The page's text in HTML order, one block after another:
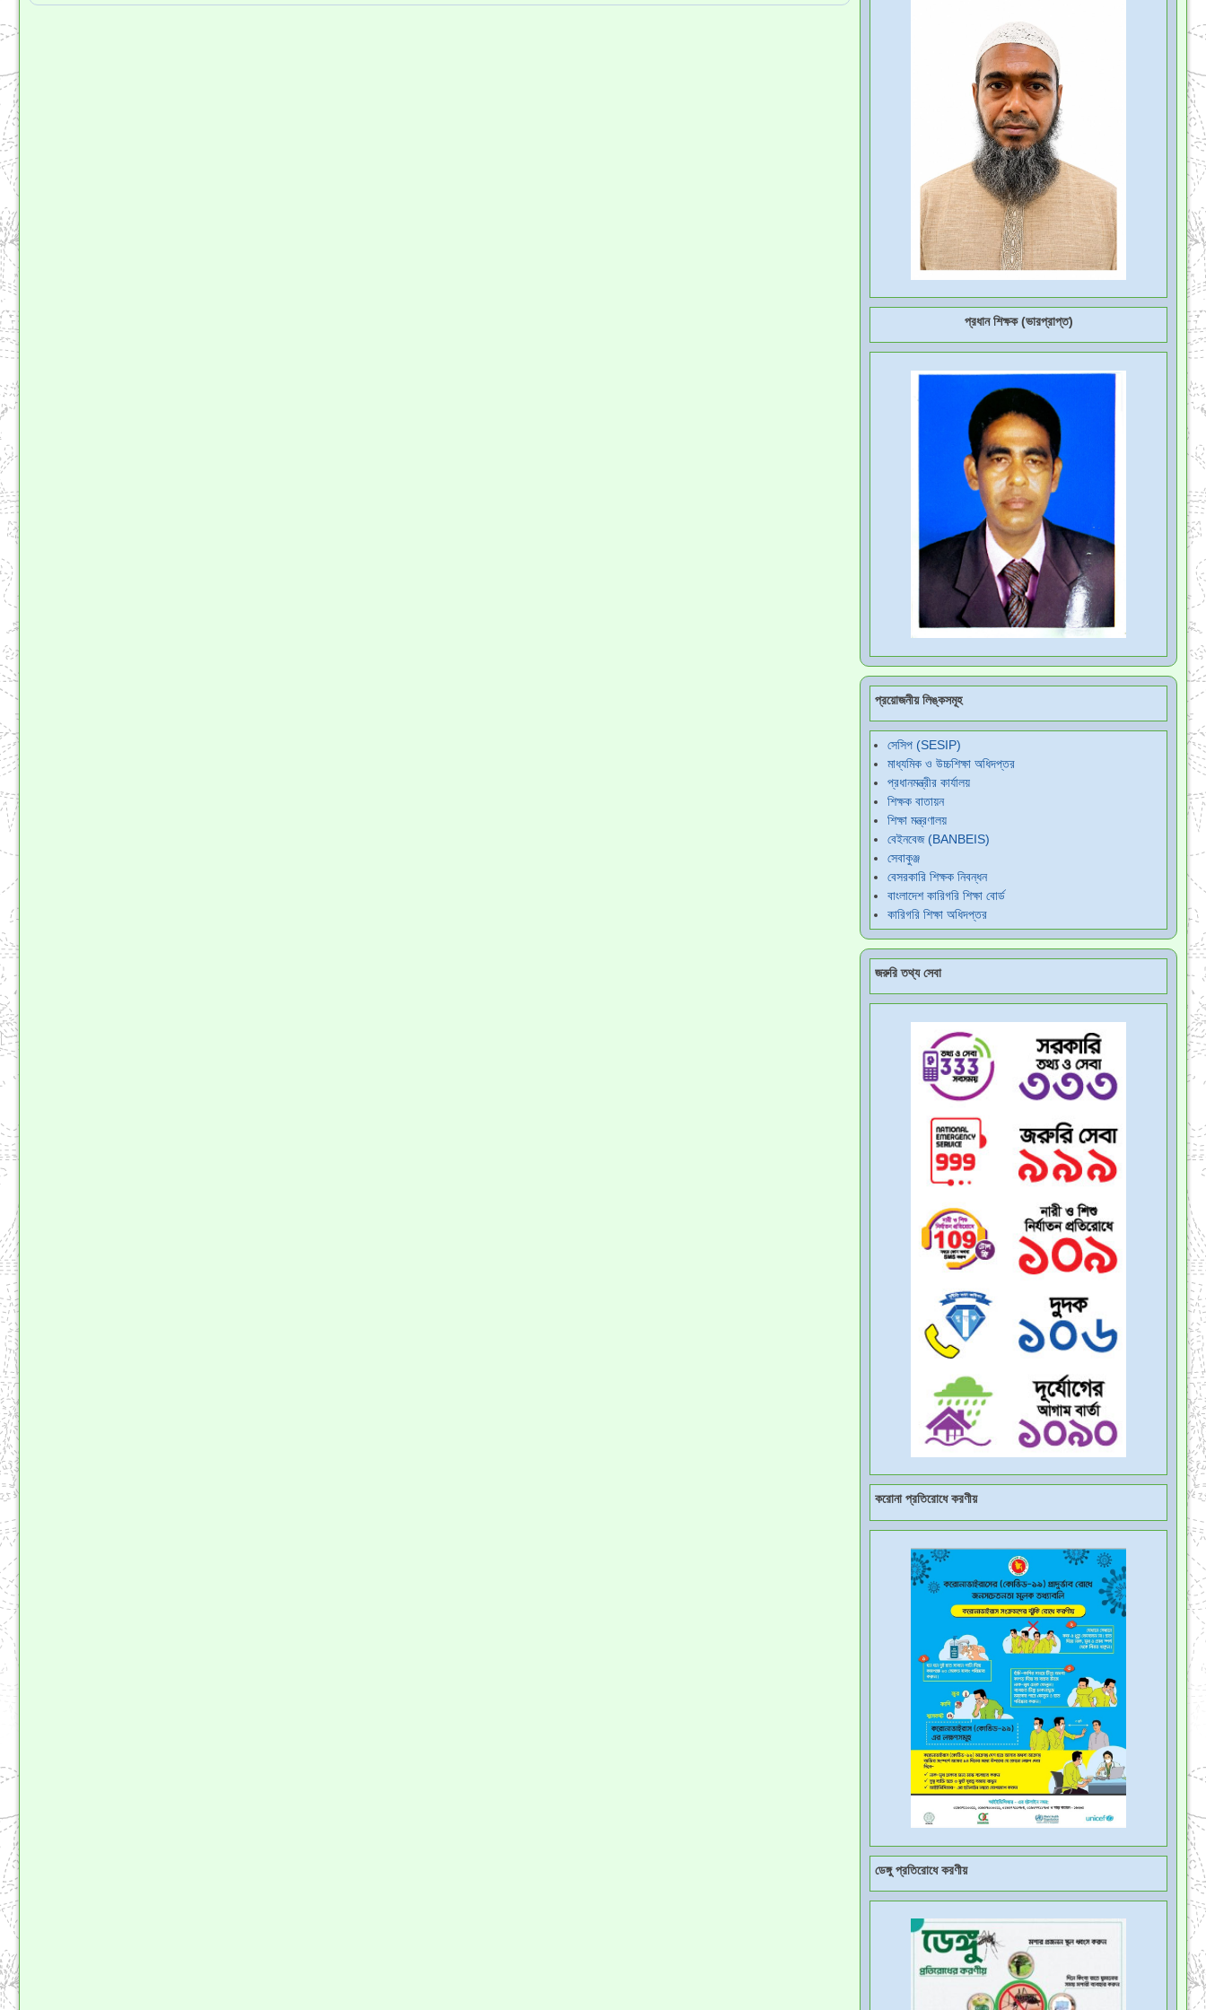
প্রধান শিক্ষক (ভারপ্রাপ্ত)
প্রয়োজনীয় লিঙ্কসমূহ
সেসিপ (SESIP)
মাধ্যমিক ও উচ্চশিক্ষা অধিদপ্তর
প্রধানমন্ত্রীর কার্যালয়
শিক্ষক বাতায়ন
শিক্ষা মন্ত্রণালয়
বেইনবেজ (BANBEIS)
সেবাকুঞ্জ
বেসরকারি শিক্ষক নিবন্ধন
বাংলাদেশ কারিগরি শিক্ষা বোর্ড
কারিগরি শিক্ষা অধিদপ্তর
জরুরি তথ্য সেবা
করোনা প্রতিরোধে করণীয়
ডেঙ্গু প্রতিরোধে করণীয়